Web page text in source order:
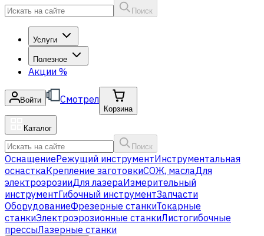
Поиск
Услуги
Полезное
Акции %
Войти Смотрел
Корзина
Каталог
Поиск
ОснащениеРежущий инструментИнструментальная
оснасткаКрепление заготовкиСОЖ, маслаДля
электроэрозииДля лазераИзмерительный
инструментГибочный инструментЗапчасти
ОборудованиеФрезерные станкиТокарные
станкиЭлектроэрозионные станкиЛистогибочные
прессыЛазерные станки